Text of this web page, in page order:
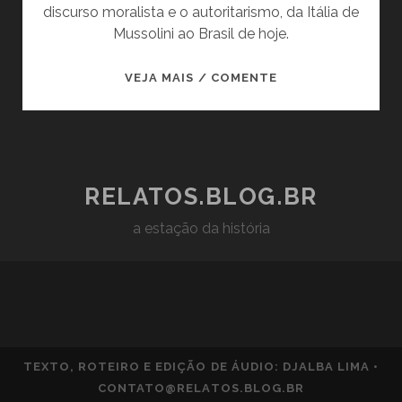
discurso moralista e o autoritarismo, da Itália de
Mussolini ao Brasil de hoje.
VEJA MAIS / COMENTECOMO
DISCURSO
RELATOS.BLOG.BR
a estação da história
TEXTO, ROTEIRO E EDIÇÃO DE ÁUDIO: DJALBA LIMA •
CONTATO@RELATOS.BLOG.BR